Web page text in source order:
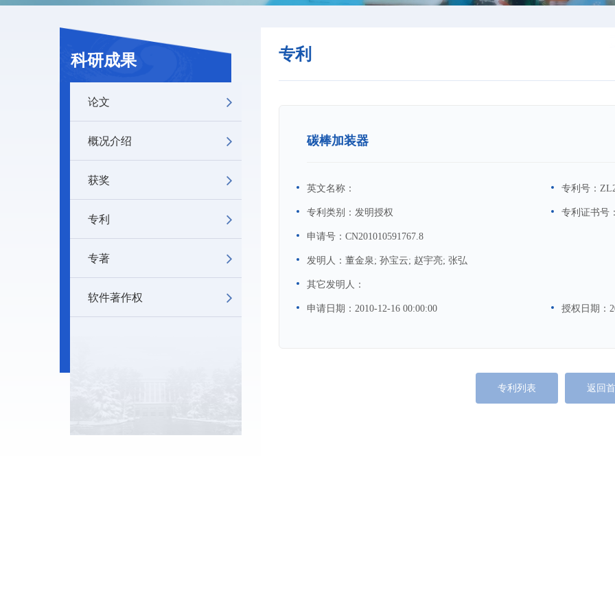
科研成果
论文
概况介绍
获奖
专利
专著
软件著作权
专利
碳棒加装器
英文名称： 专利号：
专利类别： 发明授权 专利证书号：
申请号： CN201010591767.8
发明人： 董金泉; 孙宝云; 赵宇亮; 张弘
其它发明人：
申请日期： 2010-12-16 00:00:00 授权日期：
专利列表 返回